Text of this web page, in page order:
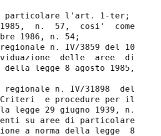
l'art. 1-ter;
n.  57,  cosi'  come
1986, n. 54;
n. IV/3859 del 10
delle  aree  di
legge 8 agosto 1985,
n. IV/31898  del
e procedure per il
29 giugno 1939, n.
su aree di particolare
a norma della legge  8